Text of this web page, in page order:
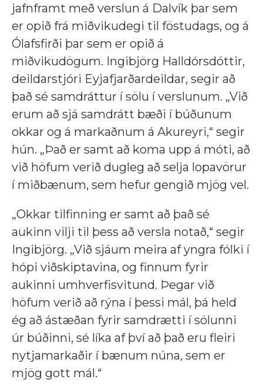
jafnframt með verslun á Dalvík þar sem
er opið frá miðvikudegi til föstudags, og á
Ólafsfirði þar sem er opið á
miðvikudögum. Ingibjörg Halldórsdóttir,
deildarstjóri Eyjafjarðardeildar, segir að
það sé samdráttur í sölu í verslunum. „Við
erum að sjá samdrátt bæði í búðunum
okkar og á markaðnum á Akureyri,“ segir
hún. „Það er samt að koma upp á móti, að
við höfum verið dugleg að selja lopavörur
í miðbænum, sem hefur gengið mjög vel.
„Okkar tilfinning er samt að það sé
aukinn vilji til þess að versla notað,“ segir
Ingibjörg. „Við sjáum meira af yngra fólki í
hópi viðskiptavina, og finnum fyrir
aukinni umhverfisvitund. Þegar við
höfum verið að rýna í þessi mál, þá held
ég að ástæðan fyrir samdrætti í sölunni
úr búðinni, sé líka af því að það eru fleiri
nytjamarkaðir í bænum núna, sem er
mjög gott mál.“